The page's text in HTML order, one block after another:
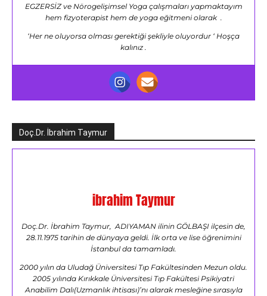
EGZERSİZ ve Nörogelişimsel Yoga çalışmaları yapmaktayım
hem fizyoterapist hem de yoga eğitmeni olarak .
‘Her ne oluyorsa olması gerektiği şekliyle oluyordur ‘ Hoşça
kalınız .
Doç.Dr. İbrahim Taymur
ibrahim Taymur
Doç.Dr. İbrahim Taymur, ADIYAMAN ilinin GÖLBAŞI ilçesin de,
28.11.1975 tarihin de dünyaya geldi. İlk orta ve lise öğrenimini
İstanbul da tamamladı.
2000 yılın da Uludağ Üniversitesi Tıp Fakültesinden Mezun oldu.
2005 yılında Kırıkkale Üniversitesi Tıp Fakültesi Psikiyatri
Anabilim Dalı(Uzmanlık ihtisası)’nı alarak mesleğine sırasıyla